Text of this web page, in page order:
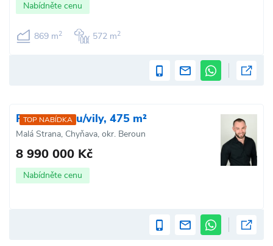
Nabídněte cenu
869 m2 572 m2
TOP NABÍDKA
Prodej domu/vily, 475 m²
Malá Strana, Chyňava, okr. Beroun
8 990 000 Kč
Nabídněte cenu